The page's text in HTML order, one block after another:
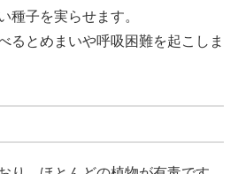
種子を実らせます。
るとめまいや呼吸困難を起こしま